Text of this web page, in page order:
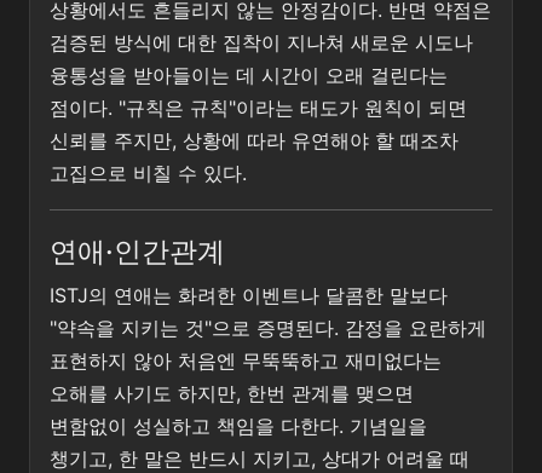
상황에서도 흔들리지 않는 안정감이다. 반면 약점은
검증된 방식에 대한 집착이 지나쳐 새로운 시도나
융통성을 받아들이는 데 시간이 오래 걸린다는
점이다. "규칙은 규칙"이라는 태도가 원칙이 되면
신뢰를 주지만, 상황에 따라 유연해야 할 때조차
고집으로 비칠 수 있다.
연애·인간관계
ISTJ의 연애는 화려한 이벤트나 달콤한 말보다
"약속을 지키는 것"으로 증명된다. 감정을 요란하게
표현하지 않아 처음엔 무뚝뚝하고 재미없다는
오해를 사기도 하지만, 한번 관계를 맺으면
변함없이 성실하고 책임을 다한다. 기념일을
챙기고, 한 말은 반드시 지키고, 상대가 어려울 때